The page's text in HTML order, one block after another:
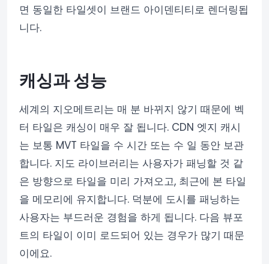
면 동일한 타일셋이 브랜드 아이덴티티로 렌더링됩
니다.
캐싱과 성능
세계의 지오메트리는 매 분 바뀌지 않기 때문에 벡
터 타일은 캐싱이 매우 잘 됩니다. CDN 엣지 캐시
는 보통 MVT 타일을 수 시간 또는 수 일 동안 보관
합니다. 지도 라이브러리는 사용자가 패닝할 것 같
은 방향으로 타일을 미리 가져오고, 최근에 본 타일
을 메모리에 유지합니다. 덕분에 도시를 패닝하는
사용자는 부드러운 경험을 하게 됩니다. 다음 뷰포
트의 타일이 이미 로드되어 있는 경우가 많기 때문
이에요.